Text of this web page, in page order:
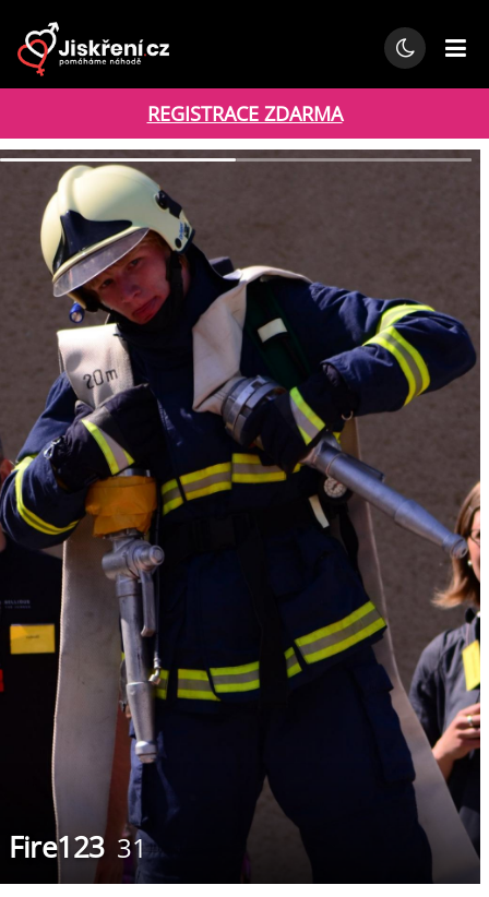
REGISTRACE ZDARMA
Fire123 31